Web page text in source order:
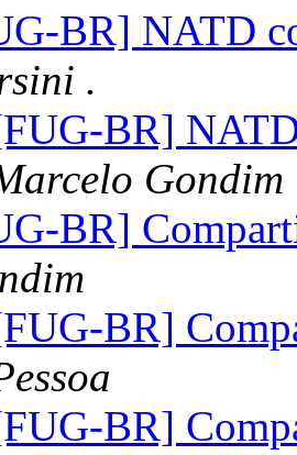
BR] NATD
.
BR]
Gondim
BR]
BR]
BR]